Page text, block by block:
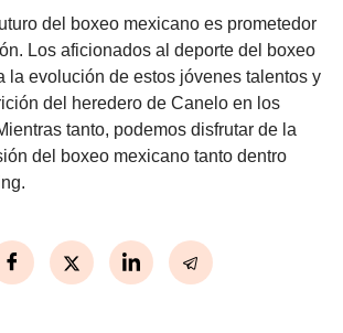
del boxeo mexicano es prometedor
Los aficionados al deporte del boxeo
la evolución de estos jóvenes talentos y
del heredero de Canelo en los
tanto, podemos disfrutar de la
del boxeo mexicano tanto dentro